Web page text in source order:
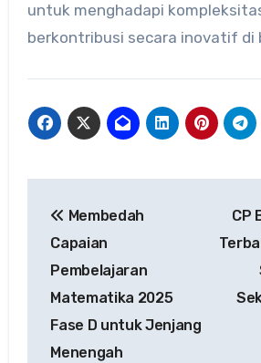
untuk menghadapi
berkontribusi secara inovatif di
pos
Membedah
Capaian
Pembelajaran
Matematika 2025
Fase D untuk Jenjang
Menengah
CP